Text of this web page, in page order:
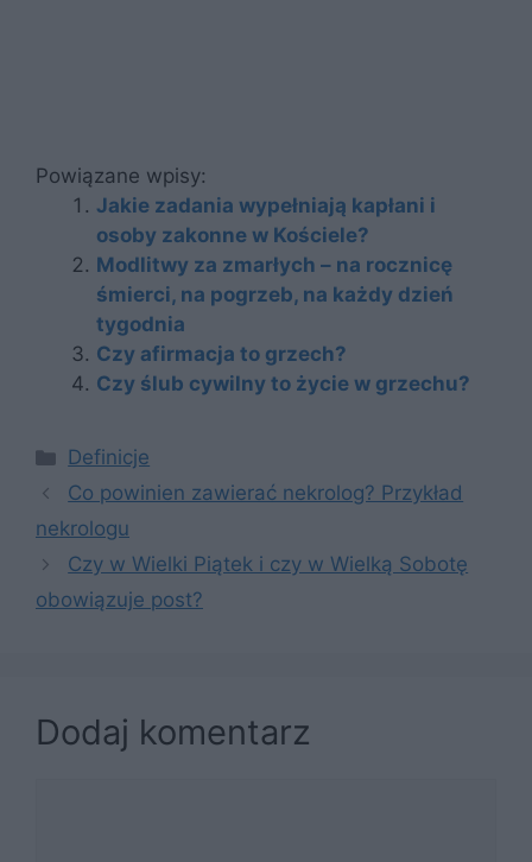
Powiązane wpisy:
Jakie zadania wypełniają kapłani i
osoby zakonne w Kościele?
Modlitwy za zmarłych – na rocznicę
śmierci, na pogrzeb, na każdy dzień
tygodnia
Czy afirmacja to grzech?
Czy ślub cywilny to życie w grzechu?
Kategorie
Definicje
Co powinien zawierać nekrolog? Przykład
nekrologu
Czy w Wielki Piątek i czy w Wielką Sobotę
obowiązuje post?
Dodaj komentarz